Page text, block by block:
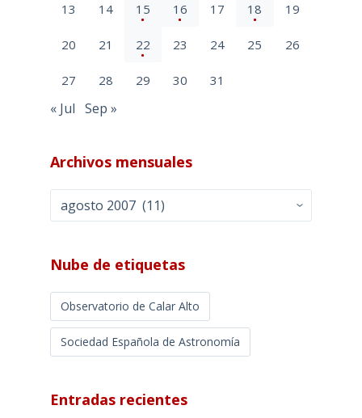
13 14 15 16 17 18 19
20 21 22 23 24 25 26
27 28 29 30 31
« Jul Sep »
Archivos mensuales
Archivos
mensuales
Nube de etiquetas
Observatorio de Calar Alto
Sociedad Española de Astronomía
Entradas recientes